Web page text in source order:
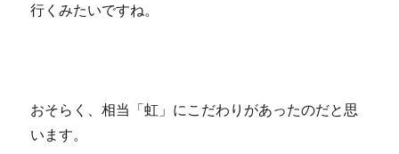
行くみたいですね。
おそらく、相当「虹」にこだわりがあったのだと思
います。